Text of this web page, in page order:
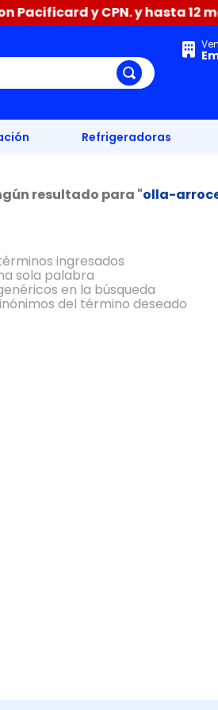
y CPN. y hasta 12
Refrigeradoras
resultado para "olla-
ingresados
sola palabra
en la búsqueda
del término deseado